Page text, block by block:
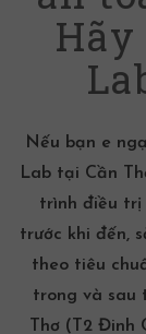
Nếu bạn e
Lab tại Cần
trình điều trị
trước khi đến,
theo tiêu
trong và sau
Thơ (T2 Đinh